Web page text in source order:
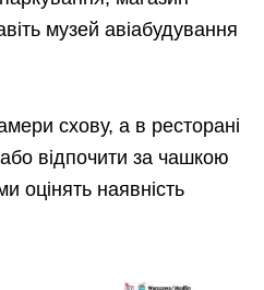
музей авіабудування
схову, а в ресторані
відпочити за чашкою
оцінять наявність